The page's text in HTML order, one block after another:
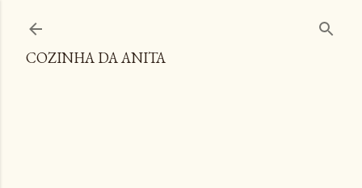
COZINHA DA ANITA